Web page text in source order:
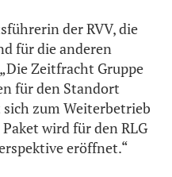
der RVV, die
für die anderen
Zeitfracht Gruppe
für den Standort
zum Weiterbetrieb
wird für den RLG
eröffnet.“